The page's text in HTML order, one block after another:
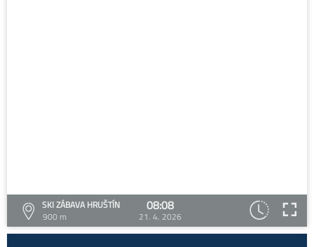
SKI ZÁBAVA HRUŠTÍN
900 m
08:08
21. 4. 2026